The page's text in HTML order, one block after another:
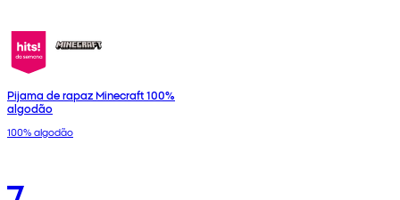
Pijama de rapaz Minecraft 100%
algodão
100% algodão